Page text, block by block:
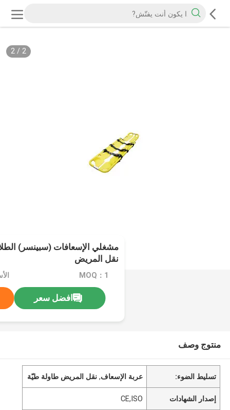
2
/
2
مشغلي الإسعافات (سبينسر)
نقل المريض
MOQ：1
افضل سعر
منتوج وصف
تسليط الضوء: عربة الإسعاف,نقل المريض طاولة طيّة
إصدار الشهادات CE,ISO